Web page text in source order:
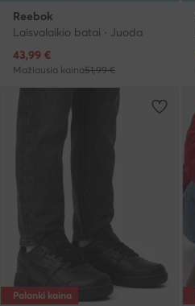
Reebok
Laisvalaikio batai · Juoda
Dabartinė kaina
43,99 €
Mažiausia kaina51,99 €
Palanki kaina